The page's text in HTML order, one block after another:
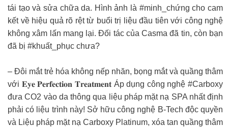
tái tạo và sửa chữa da. Hình ảnh là #minh_chứng cho cam
kết về hiệu quả rõ rệt từ buổi trị liệu đầu tiên với công nghệ
không xâm lấn mang lại. Đối tác của Casma đã tin, còn bạn
đã bị #khuất_phục chưa?
– Đôi mắt trẻ hóa không nếp nhăn, bọng mắt và quầng thâm
với 𝐄𝐲𝐞 𝐏𝐞𝐫𝐟𝐞𝐜𝐭𝐢𝐨𝐧 𝐓𝐫𝐞𝐚𝐭𝐦𝐞𝐧𝐭 Áp dụng công nghệ #Carboxy
đưa CO2 vào da thông qua liệu pháp mặt nạ SPA nhất định
phải có liệu trình này! Sở hữu công nghệ B-Tech độc quyền
và Liệu pháp mặt nạ Carboxy Platinum, xóa tan quầng thâm